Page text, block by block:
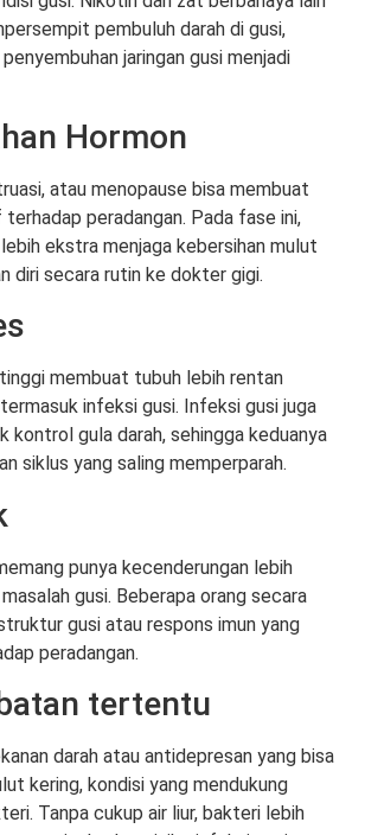
pembuluh darah di gusi,
jaringan gusi menjadi
Hormon
atau menopause bisa membuat
peradangan. Pada fase ini,
ekstra menjaga kebersihan mulut
diri secara rutin ke dokter gigi.
membuat tubuh lebih rentan
infeksi gusi. Infeksi gusi juga
kontrol gula darah, sehingga keduanya
siklus yang saling memperparah.
punya kecenderungan lebih
gusi. Beberapa orang secara
gusi atau respons imun yang
peradangan.
tertentu
darah atau antidepresan yang bisa
kering, kondisi yang mendukung
Tanpa cukup air liur, bakteri lebih